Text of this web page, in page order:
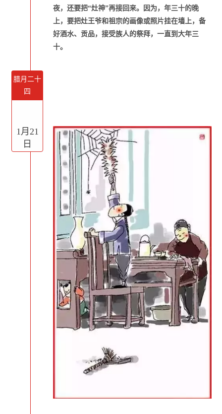
夜，还要把“灶神”再接回来。因为，年三十的晚
上，要把灶王爷和祖宗的画像或照片挂在墙上，备
好酒水、贡品，接受族人的祭拜，一直到大年三
十。
腊月二十
四
1月21
日